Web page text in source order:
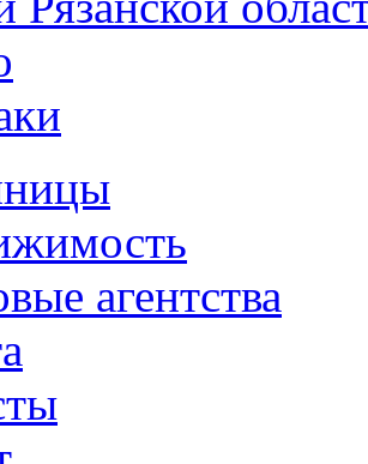
агентства